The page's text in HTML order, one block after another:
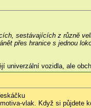
sestávajících z různě
přes hranice s jednou
univerzální vozidla, ale
vlak. Když si